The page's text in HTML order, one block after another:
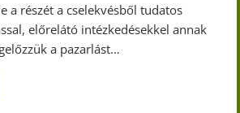
a részét a cselekvésből tudatos
előrelátó intézkedésekkel annak
a pazarlást…